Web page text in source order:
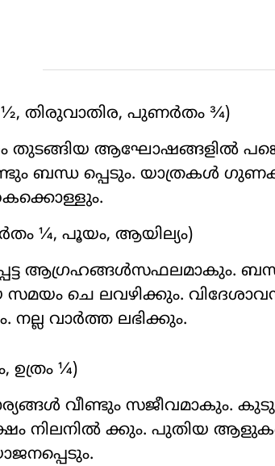
½, തിരുവാതിര, പുണർതം ¾)
തുടങ്ങിയ ആഘോഷങ്ങളിൽ
ബന്ധ പ്പെടും. യാത്രകൾ
¼, പൂയം, ആയില്യം)
ആഗ്രഹങ്ങൾസഫലമാകും.
ചെ ലവഴിക്കും.
നല്ല വാർത്ത ലഭിക്കും.
ഉത്രം ¼)
വീണ്ടും സജീവമാകും.
നിലനിൽ ക്കും. പുതിയ